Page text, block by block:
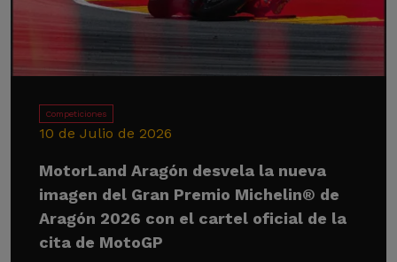
Competiciones
10 de Julio de 2026
MotorLand Aragón desvela la nueva
imagen del Gran Premio Michelin® de
Aragón 2026 con el cartel oficial de la
cita de MotoGP